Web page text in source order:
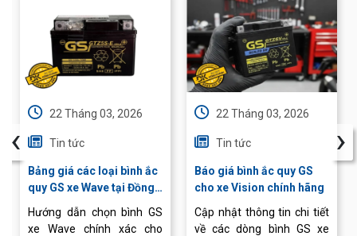
22 Tháng 03, 2026
Tin tức
Bảng giá các loại bình ắc
quy GS xe Wave tại Đồng
Hướng dẫn chọn bình GS
xe Wave chính xác cho
22 Tháng 03, 2026
Tin tức
Báo giá bình ắc quy GS
cho xe Vision chính hãng
Cập nhật thông tin chi tiết
về các dòng bình GS xe
‹ ›